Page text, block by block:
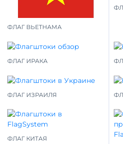
ФЛАГ ВЬЕТНАМА
ФЛАГ ИРАКА
ФЛАГ ИЗРАИЛЯ
ФЛАГ КИТАЯ